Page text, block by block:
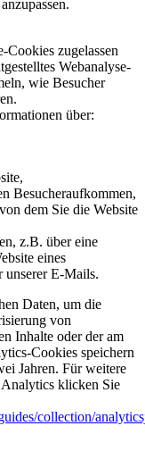
Cookies zugelassen
Webanalyse-
wie Besucher
über:
Besucheraufkommen,
dem Sie die Website
z.B. über eine
eines
unserer E-Mails.
Daten, um die
von
Inhalte oder der am
Cookies speichern
Jahren. Für weitere
klicken Sie
collection/